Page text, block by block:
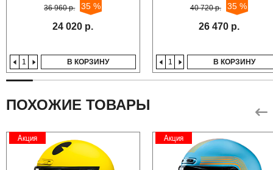
36 960 р. 35 %
24 020 р.
В КОРЗИНУ
40 720 р. 35 %
26 470 р.
В КОРЗИНУ
ПОХОЖИЕ ТОВАРЫ
Акция Акция